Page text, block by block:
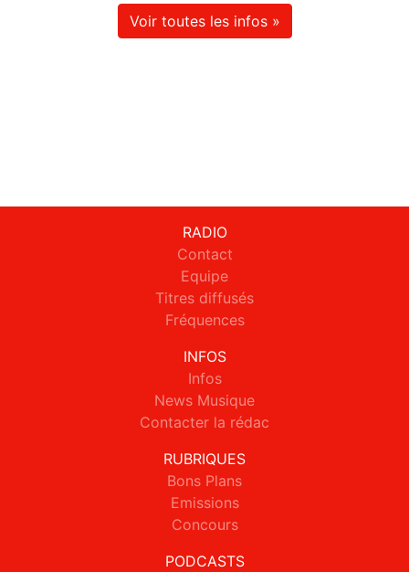
Voir toutes les infos »
RADIO
Contact
Equipe
Titres diffusés
Fréquences
INFOS
Infos
News Musique
Contacter la rédac
RUBRIQUES
Bons Plans
Emissions
Concours
PODCASTS